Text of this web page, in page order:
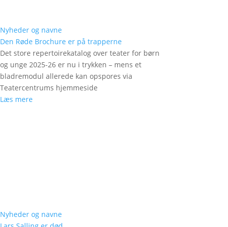
Nyheder og navne
Den Røde Brochure er på trapperne
Det store repertoirekatalog over teater for børn
og unge 2025-26 er nu i trykken – mens et
bladremodul allerede kan opspores via
Teatercentrums hjemmeside
Læs mere
Nyheder og navne